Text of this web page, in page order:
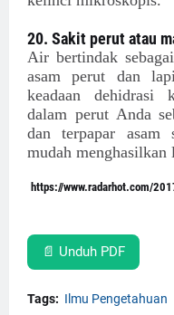
20. Sakit perut atau
Air bertindak
asam perut dan
keadaan dehidrasi
dalam perut Anda
dan terpapar asam
mudah menghasilkan
https://www.radarhot.com/
📄 Unduh PDF
Tags: Ilmu Pengetahuan